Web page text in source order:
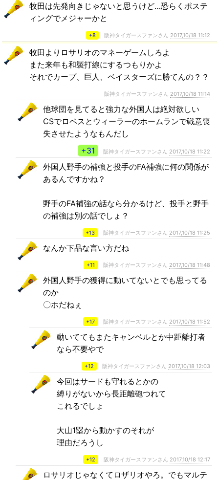
牧田は先発向きじゃないと思うけど…恐らくポステ
ィングでメジャーかと
+8 阪神タイガースファンさん 2017,10/18 11:12
牧田よりロサリオのマネーゲームしろよ
また来年も和製打線にするつもりかよ
それでカープ、巨人、ベイスターズに勝てんの？？
阪神タイガースファンさん 2017,10/18 11:14
他球団を見てると強力な外国人は絶対欲しい
CSでロペスとウィーラーのホームランで戦意喪
失させたようなもんだし
+31
阪神タイガースファンさん 2017,10/18 11:22
外国人野手の補強と投手のFA補強に何の関係が
あるんですかね？
野手のFA補強の話なら分かるけど、投手と野手
の補強は別の話でしょ？
+13 阪神タイガースファンさん 2017,10/18 11:25
なんか下品な言い方だね
+11 阪神タイガースファンさん 2017,10/18 11:48
外国人野手の獲得に動いてないとでも思ってる
のか
〇ホだねぇ
+17 阪神タイガースファンさん 2017,10/18 11:52
動いててもまたキャンベルとか中距離打者
なら不要やで
+12 阪神タイガースファンさん 2017,10/18 12:03
今回はサードも守れるとかの
縛りがないから長距離砲つれて
これるでしょ
大山1塁から動かすのそれが
理由だろうし
+12 阪神タイガースファンさん 2017,10/18 12:17
ロサリオじゃなくてロザリオやろ。でもマルテ